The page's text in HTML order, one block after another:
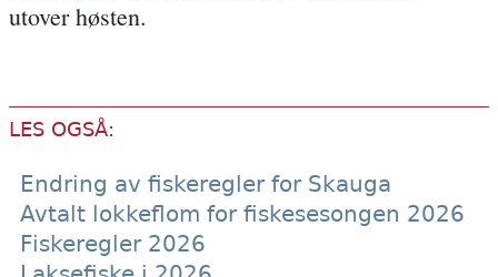
utover høsten.
LES OGSÅ:
Endring av fiskeregler for Skauga
Avtalt lokkeflom for fiskesesongen 2026
Fiskeregler 2026